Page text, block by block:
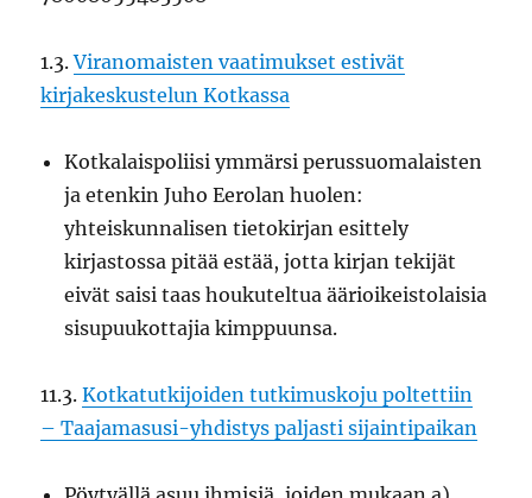
1.3.Viranomaisten vaatimukset estivät
kirjakeskustelun Kotkassa
Kotkalaispoliisi ymmärsi perussuomalaisten
ja etenkin Juho Eerolan huolen:
yhteiskunnalisen tietokirjan esittely
kirjastossa pitää estää, jotta kirjan tekijät
eivät saisi taas houkuteltua äärioikeistolaisia
sisupuukottajia kimppuunsa.
11.3.Kotkatutkijoiden tutkimuskoju poltettiin
– Taajamasusi-yhdistys paljasti sijaintipaikan